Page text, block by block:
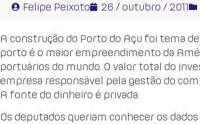
Felipe Peixoto 26 / outubro / 2011
A construção do Porto do Açu foi tema
porto é o maior empreendimento da
portuários do mundo. O valor total do
empresa responsável pela gestão do
A fonte do dinheiro é privada.
Os deputados queriam conhecer os